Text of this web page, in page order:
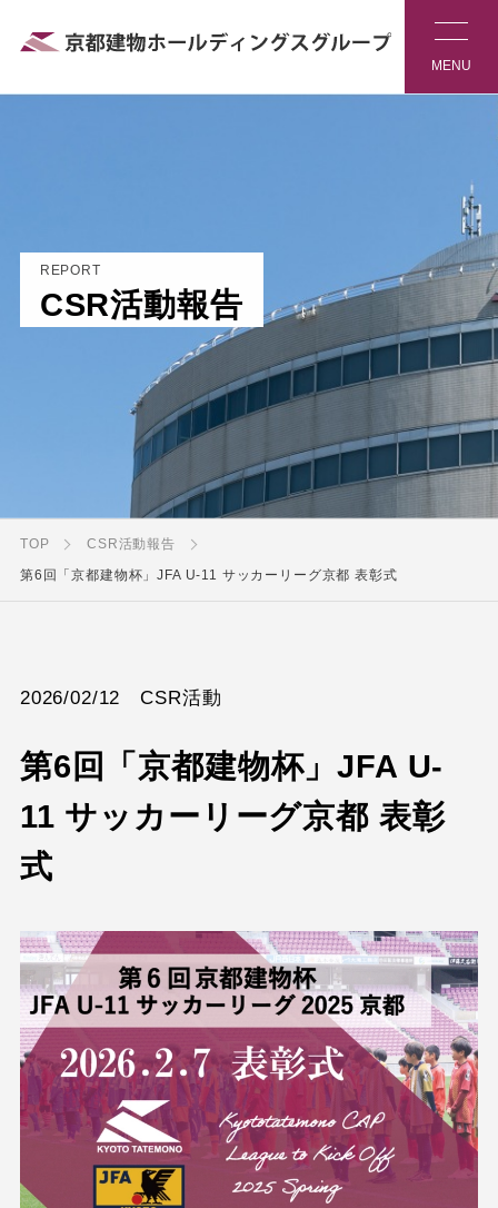
REPORT
CSR活動報告
TOP CSR活動報告
第6回「京都建物杯」JFA U-11 サッカーリーグ京都 表彰式
2026/02/12 CSR活動
第6回「京都建物杯」JFA U-
11 サッカーリーグ京都 表彰
式